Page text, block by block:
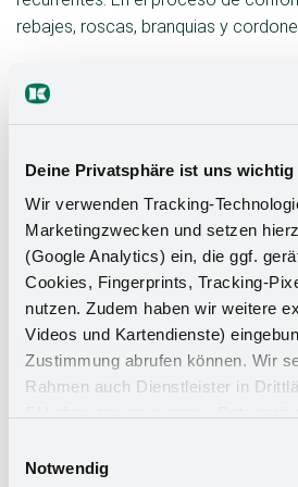
Deine Privatsphäre ist uns wichtig
Wir verwenden Tracking-
Marketingzwecken und setzen
(Google Analytics) ein, die ggf.
Cookies, Fingerprints, Tracking-
nutzen. Zudem haben wir weitere
Videos und Kartendienste)
Zustimmung abrufen können. Wir
Rahmen auch Dienstleister in
zu Sicherheits- und
Notwendig
rebajes, roscas, branquias y
Punzonado con sistemas
precisos
Para el estampado utilizamos
con las que podemos procesar
con un grosor de entre 0,8 mm y 6
herramientas de hasta un tamaño de